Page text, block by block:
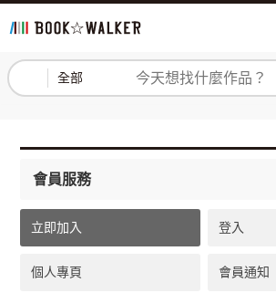
全部 登入 註冊
會員服務
立即加入 登入
個人專頁 會員通知